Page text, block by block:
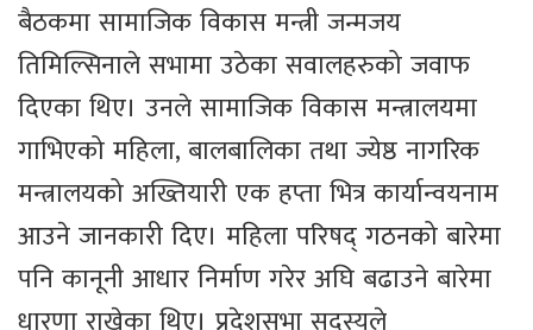
बैठकमा सामाजिक विकास मन्त्री जन्मजय
तिमिल्सिनाले सभामा उठेका सवालहरुको जवाफ
दिएका थिए। उनले सामाजिक विकास मन्त्रालयमा
गाभिएको महिला, बालबालिका तथा ज्येष्ठ नागरिक
मन्त्रालयको अख्तियारी एक हप्ता भित्र कार्यान्वयनाम
आउने जानकारी दिए। महिला परिषद् गठनको बारेमा
पनि कानूनी आधार निर्माण गरेर अघि बढाउने बारेमा